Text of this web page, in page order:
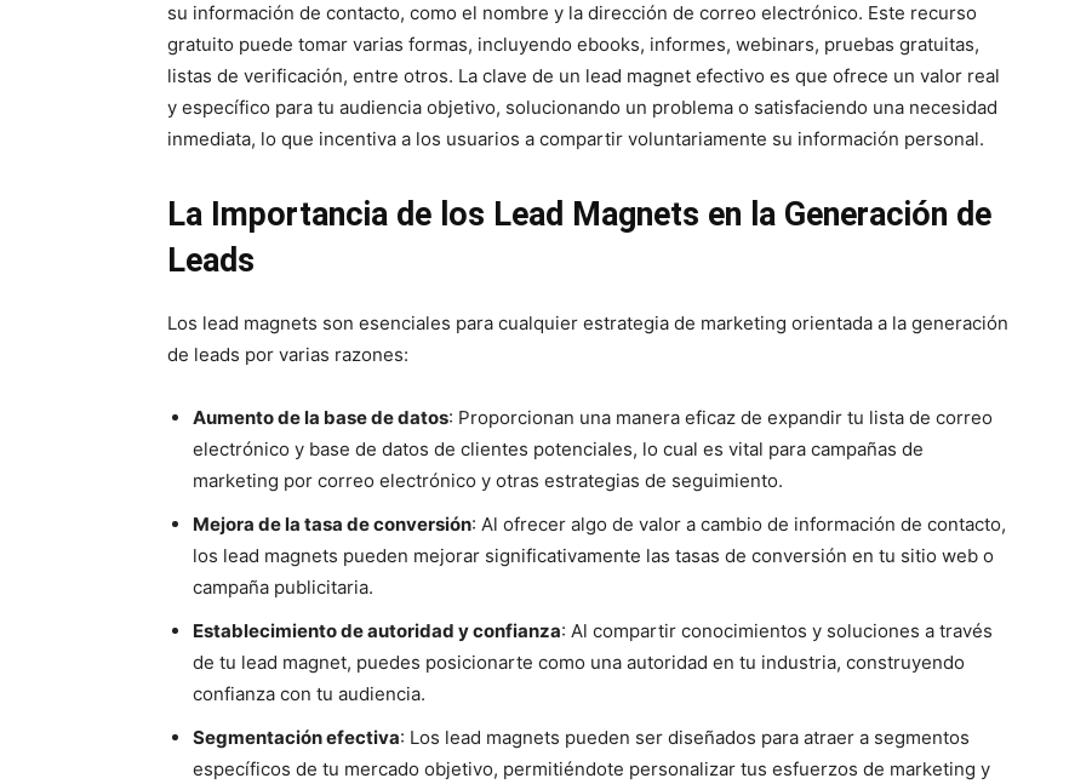
su información de contacto, como el nombre y la dirección de correo electrónico. Este recurso
gratuito puede tomar varias formas, incluyendo ebooks, informes, webinars, pruebas gratuitas,
listas de verificación, entre otros. La clave de un lead magnet efectivo es que ofrece un valor real
y específico para tu audiencia objetivo, solucionando un problema o satisfaciendo una necesidad
inmediata, lo que incentiva a los usuarios a compartir voluntariamente su información personal.
La Importancia de los Lead Magnets en la Generación de
Leads
Los lead magnets son esenciales para cualquier estrategia de marketing orientada a la generación
de leads por varias razones:
Aumento de la base de datos: Proporcionan una manera eficaz de expandir tu lista de correo
electrónico y base de datos de clientes potenciales, lo cual es vital para campañas de
marketing por correo electrónico y otras estrategias de seguimiento.
Mejora de la tasa de conversión: Al ofrecer algo de valor a cambio de información de contacto,
los lead magnets pueden mejorar significativamente las tasas de conversión en tu sitio web o
campaña publicitaria.
Establecimiento de autoridad y confianza: Al compartir conocimientos y soluciones a través
de tu lead magnet, puedes posicionarte como una autoridad en tu industria, construyendo
confianza con tu audiencia.
Segmentación efectiva: Los lead magnets pueden ser diseñados para atraer a segmentos
específicos de tu mercado objetivo, permitiéndote personalizar tus esfuerzos de marketing y